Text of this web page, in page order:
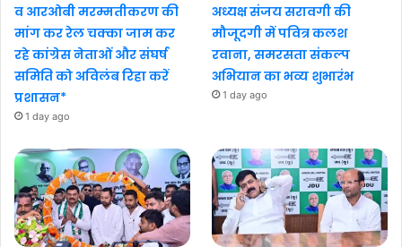
व आरओबी मरम्मतीकरण की
मांग कर रेल चक्का जाम कर
रहे कांग्रेस नेताओं और संघर्ष
समिति को अविलंब रिहा करें
प्रशासन*
1 day ago
अध्यक्ष संजय सरावगी की
मौजूदगी में पवित्र कलश
रवाना, समरसता संकल्प
अभियान का भव्य शुभारंभ
1 day ago